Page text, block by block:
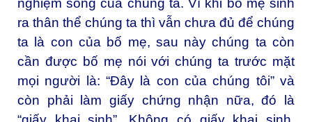
nghiệm sống của chúng ta. Vì khi bố mẹ sinh
ra thân thể chúng ta thì vẫn chưa đủ để chúng
ta là con của bố mẹ, sau này chúng ta còn
cần được bố mẹ nói với chúng ta trước mặt
mọi người là: “Đây là con của chúng tôi” và
còn phải làm giấy chứng nhận nữa, đó là